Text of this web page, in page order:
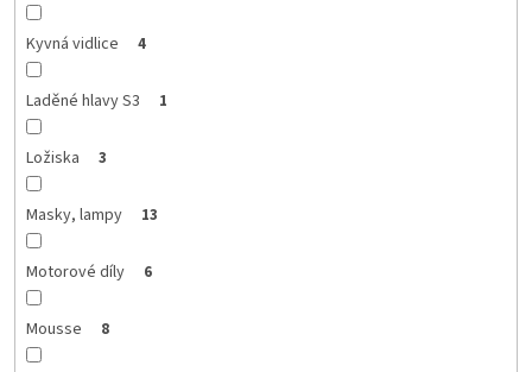
Kyvná vidlice 4
Laděné hlavy S3 1
Ložiska 3
Masky, lampy 13
Motorové díly 6
Mousse 8